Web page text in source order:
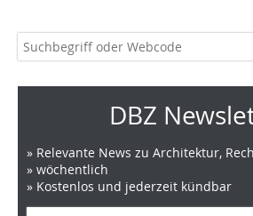
DBZ
» Relevante News zu Architektur,
» wöchentlich
» Kostenlos und jederzeit kündbar